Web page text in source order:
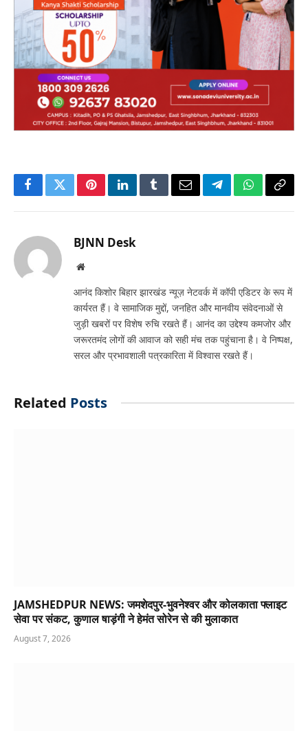
FacebookTwitterPinterestLinkedInTumblrEmailTelegramWhatsApp
Copy
BJNN Desk
Website
आनंद किशोर बिहार झारखंड न्यूज़ नेटवर्क में कॉपी एडिटर के रूप में
कार्यरत हैं। वे सामाजिक मुद्दों, जनहित और मानवीय संवेदनाओं से
जुड़ी खबरों पर विशेष रुचि रखते हैं। आनंद का उद्देश्य कमजोर और
जरूरतमंद लोगों की आवाज को सही मंच तक पहुंचाना है। वे निष्पक्ष,
सरल और प्रभावशाली पत्रकारिता में विश्वास रखते हैं।
Related Posts
JAMSHEDPUR NEWS: जमशेदपुर-भुवनेश्वर और कोलकाता फ्लाइट
सेवा पर संकट, कुणाल षाड़ंगी ने हेमंत सोरेन से की मुलाकात
August 7, 2026